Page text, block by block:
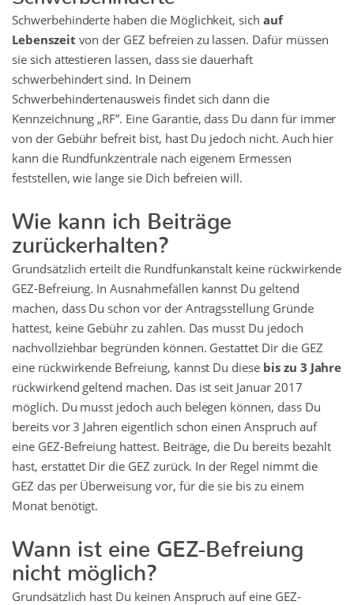
Schwerbehinderte haben die Möglichkeit, sich auf
Lebenszeit von der GEZ befreien zu lassen. Dafür müssen
sie sich attestieren lassen, dass sie dauerhaft
schwerbehindert sind. In Deinem
Schwerbehindertenausweis findet sich dann die
Kennzeichnung „RF”. Eine Garantie, dass Du dann für immer
von der Gebühr befreit bist, hast Du jedoch nicht. Auch hier
kann die Rundfunkzentrale nach eigenem Ermessen
feststellen, wie lange sie Dich befreien will.
Wie kann ich Beiträge
zurückerhalten?
Grundsätzlich erteilt die Rundfunkanstalt keine rückwirkende
GEZ-Befreiung. In Ausnahmefällen kannst Du geltend
machen, dass Du schon vor der Antragsstellung Gründe
hattest, keine Gebühr zu zahlen. Das musst Du jedoch
nachvollziehbar begründen können. Gestattet Dir die GEZ
eine rückwirkende Befreiung, kannst Du diese bis zu 3 Jahre
rückwirkend geltend machen. Das ist seit Januar 2017
möglich. Du musst jedoch auch belegen können, dass Du
bereits vor 3 Jahren eigentlich schon einen Anspruch auf
eine GEZ-Befreiung hattest. Beiträge, die Du bereits bezahlt
hast, erstattet Dir die GEZ zurück. In der Regel nimmt die
GEZ das per Überweisung vor, für die sie bis zu einem
Monat benötigt.
Wann ist eine GEZ-Befreiung
nicht möglich?
Grundsätzlich hast Du keinen Anspruch auf eine GEZ-